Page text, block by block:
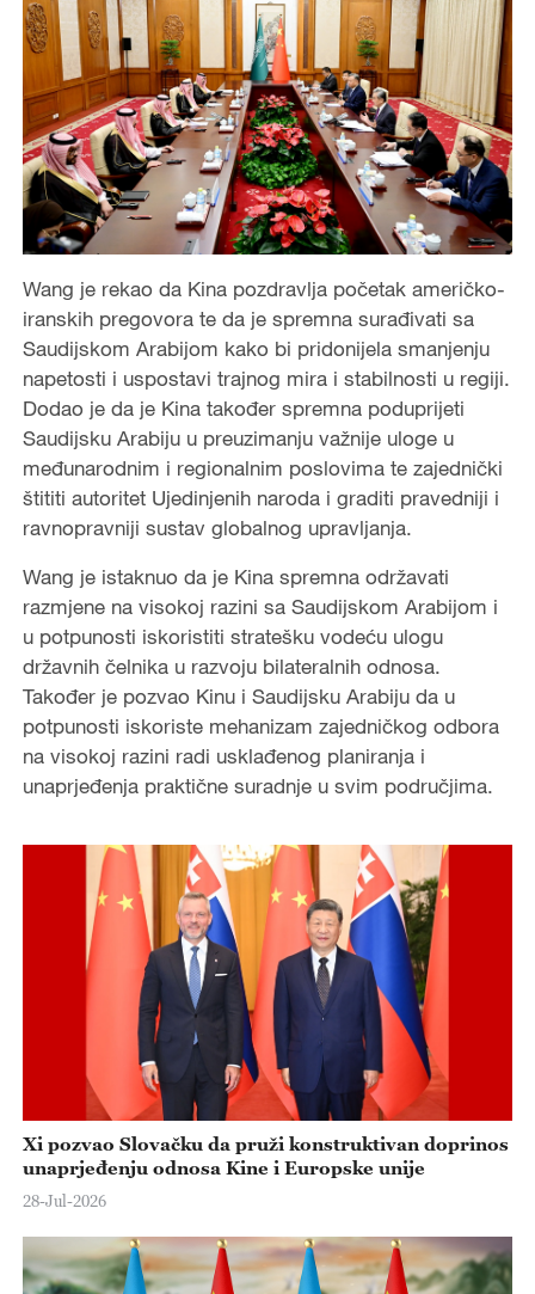
Wang je rekao da Kina pozdravlja početak američko-
iranskih pregovora te da je spremna surađivati sa
Saudijskom Arabijom kako bi pridonijela smanjenju
napetosti i uspostavi trajnog mira i stabilnosti u regiji.
Dodao je da je Kina također spremna poduprijeti
Saudijsku Arabiju u preuzimanju važnije uloge u
međunarodnim i regionalnim poslovima te zajednički
štititi autoritet Ujedinjenih naroda i graditi pravedniji i
ravnopravniji sustav globalnog upravljanja.
Wang je istaknuo da je Kina spremna održavati
razmjene na visokoj razini sa Saudijskom Arabijom i
u potpunosti iskoristiti stratešku vodeću ulogu
državnih čelnika u razvoju bilateralnih odnosa.
Također je pozvao Kinu i Saudijsku Arabiju da u
potpunosti iskoriste mehanizam zajedničkog odbora
na visokoj razini radi usklađenog planiranja i
unaprjeđenja praktične suradnje u svim područjima.
Xi pozvao Slovačku da pruži konstruktivan doprinos
unaprjeđenju odnosa Kine i Europske unije
28-Jul-2026